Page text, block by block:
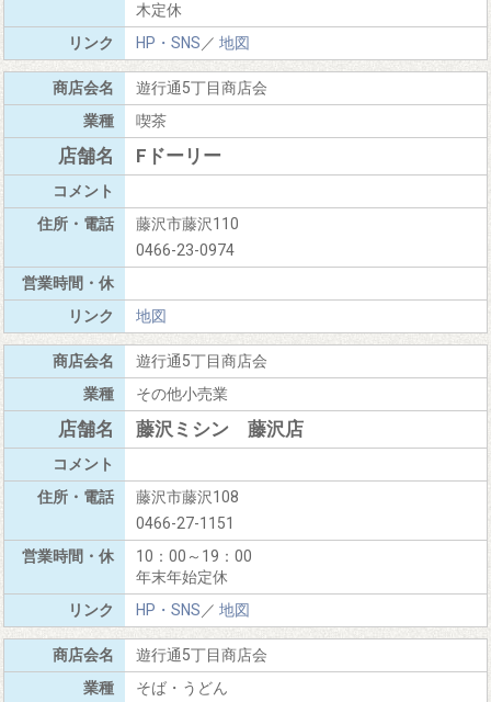
木定休
HP・SNS／ 地図
遊行通5丁目商店会
喫茶
Fドーリー
藤沢市藤沢110
0466-23-0974
地図
遊行通5丁目商店会
その他小売業
藤沢ミシン 藤沢店
藤沢市藤沢108
0466-27-1151
10：00～19：00
年末年始定休
HP・SNS／ 地図
遊行通5丁目商店会
そば・うどん